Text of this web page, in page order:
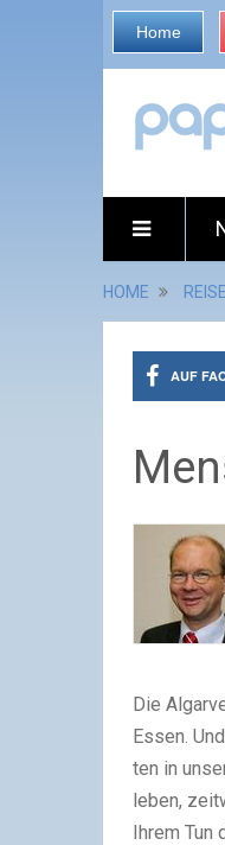
Home
HOME
AUF
Die
Essen.
ten in
leben,
Ihrem Tun